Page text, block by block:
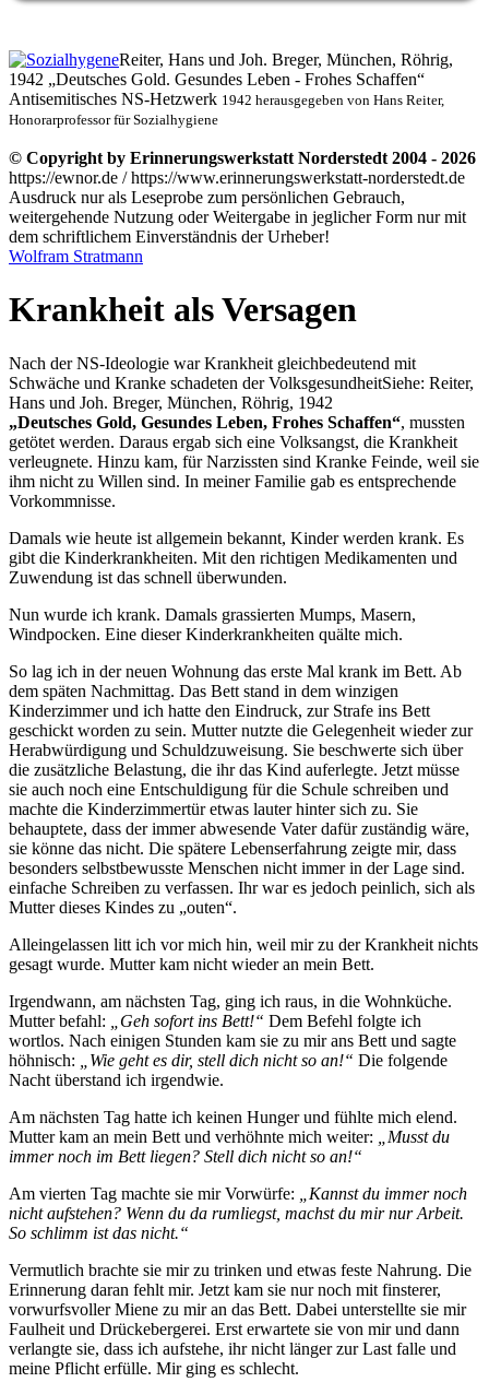
Reiter, Hans und Joh. Breger, München, Röhrig,
1942
Deutsches Gold. Gesundes Leben - Frohes Schaffen
Antisemitisches NS-Hetzwerk 1942 herausgegeben von Hans Reiter,
Honorarprofessor für Sozialhygiene
© Copyright by Erinnerungswerkstatt Norderstedt 2004 - 2026
https://ewnor.de / https://www.erinnerungswerkstatt-norderstedt.de
Ausdruck nur als Leseprobe zum persönlichen Gebrauch,
weitergehende Nutzung oder Weitergabe in jeglicher Form nur mit
dem schriftlichem Einverständnis der Urheber!
Wolfram Stratmann
Krankheit als Versagen
Nach der NS-Ideologie war Krankheit gleichbedeutend mit
Schwäche und Kranke schadeten derVolksgesundheitSiehe: Reiter,
Hans und Joh. Breger, München, Röhrig, 1942
Deutsches Gold, Gesundes Leben, Frohes Schaffen , mussten
getötet werden. Daraus ergab sich eine Volksangst, die Krankheit
verleugnete. Hinzu kam, für Narzissten sind Kranke Feinde, weil sie
ihm nicht zu Willen sind. In meiner Familie gab es entsprechende
Vorkommnisse.
Damals wie heute ist allgemein bekannt, Kinder werden krank. Es
gibt die Kinderkrankheiten. Mit den richtigen Medikamenten und
Zuwendung ist das schnell überwunden.
Nun wurde ich krank. Damals grassierten Mumps, Masern,
Windpocken. Eine dieser Kinderkrankheiten quälte mich.
So lag ich in der neuen Wohnung das erste Mal krank im Bett. Ab
dem späten Nachmittag. Das Bett stand in dem winzigen
Kinderzimmer und ich hatte den Eindruck, zur Strafe ins Bett
geschickt worden zu sein. Mutter nutzte die Gelegenheit wieder zur
Herabwürdigung und Schuldzuweisung. Sie beschwerte sich über
die zusätzliche Belastung, die ihr das Kind auferlegte. Jetzt müsse
sie auch noch eine Entschuldigung für die Schule schreiben und
machte die Kinderzimmertür etwas lauter hinter sich zu. Sie
behauptete, dass der immer abwesende Vater dafür zuständig wäre,
sie könne das nicht. Die spätere Lebenserfahrung zeigte mir, dass
besonders selbstbewusste Menschen nicht immer in der Lage sind.
einfache Schreiben zu verfassen. Ihr war es jedoch peinlich, sich als
Mutter dieses Kindes zu
outen .
Alleingelassen litt ich vor mich hin, weil mir zu der Krankheit nichts
gesagt wurde. Mutter kam nicht wieder an mein Bett.
Irgendwann, am nächsten Tag, ging ich raus, in die Wohnküche.
Mutter befahl:
„Geh sofort ins Bett!“ Dem Befehl folgte ich
wortlos. Nach einigen Stunden kam sie zu mir ans Bett und sagte
höhnisch:
„Wie geht es dir, stell dich nicht so an!“ Die folgende
Nacht überstand ich irgendwie.
Am nächsten Tag hatte ich keinen Hunger und fühlte mich elend.
Mutter kam an mein Bett und verhöhnte mich weiter:
„Musst du
immer noch im Bett liegen? Stell dich nicht so an!“
Am vierten Tag machte sie mir Vorwürfe:
„Kannst du immer noch
nicht aufstehen? Wenn du da rumliegst, machst du mir nur Arbeit.
So schlimm ist das nicht.“
Vermutlich brachte sie mir zu trinken und etwas feste Nahrung. Die
Erinnerung daran fehlt mir. Jetzt kam sie nur noch mit finsterer,
vorwurfsvoller Miene zu mir an das Bett. Dabei unterstellte sie mir
Faulheit und Drückebergerei. Erst erwartete sie von mir und dann
verlangte sie, dass ich aufstehe, ihr nicht länger zur Last falle und
meine Pflicht erfülle. Mir ging es schlecht.